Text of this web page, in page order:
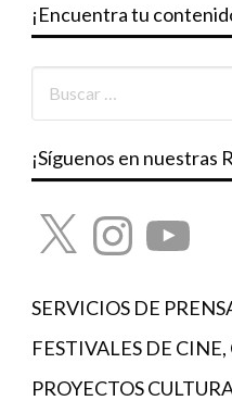
¡Encuentra tu
¡Síguenos en nuestras
X InstagramYouTube
SERVICIOS DE
FESTIVALES DE
PROYECTOS